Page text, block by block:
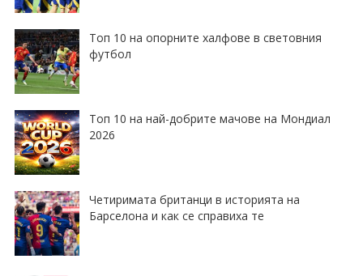
Топ 10 на опорните халфове в световния
футбол
Топ 10 на най-добрите мачове на Мондиал
2026
Четиримата британци в историята на
Барселона и как се справиха те